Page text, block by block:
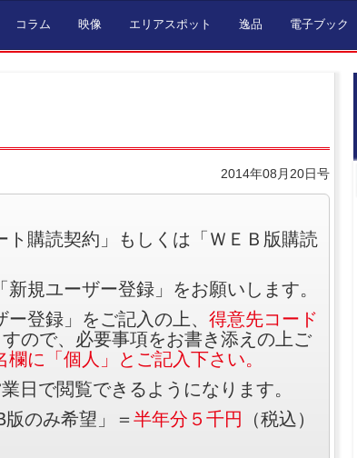
コラム 映像 エリアスポット 逸品 電子ブック
2014年08月20日号
購読契約」もしくは「ＷＥＢ版購読
規ユーザー登録」をお願いします。
登録」をご記入の上、 得意先コード
ので、必要事項をお書き添えの上ご
に「個人」とご記入下さい。
日で閲覧できるようになります。
版のみ希望」＝半年分５千円
（税込）